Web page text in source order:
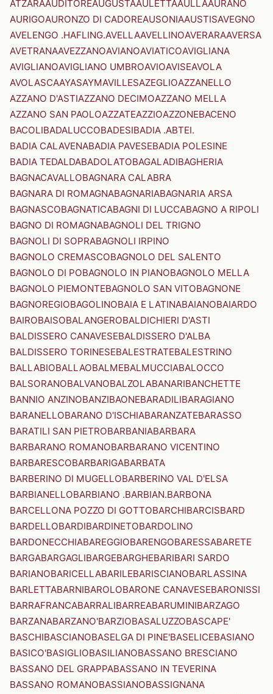
ATZARAAUDITOREAUGUSTAAULETTAAULLAAURANO
AURIGOAURONZO DI CADOREAUSONIAAUSTISAVEGNO
AVELENGO .HAFLING.AVELLAAVELLINOAVERARAAVERSA
AVETRANAAVEZZANOAVIANOAVIATICOAVIGLIANA
AVIGLIANOAVIGLIANO UMBROAVIOAVISEAVOLA
AVOLASCAAYASAYMAVILLESAZEGLIOAZZANELLO
AZZANO D'ASTIAZZANO DECIMOAZZANO MELLA
AZZANO SAN PAOLOAZZATEAZZIOAZZONEBACENO
BACOLIBADALUCCOBADESIBADIA .ABTEI.
BADIA CALAVENABADIA PAVESEBADIA POLESINE
BADIA TEDALDABADOLATOBAGALADIBAGHERIA
BAGNACAVALLOBAGNARA CALABRA
BAGNARA DI ROMAGNABAGNARIABAGNARIA ARSA
BAGNASCOBAGNATICABAGNI DI LUCCABAGNO A RIPOLI
BAGNO DI ROMAGNABAGNOLI DEL TRIGNO
BAGNOLI DI SOPRABAGNOLI IRPINO
BAGNOLO CREMASCOBAGNOLO DEL SALENTO
BAGNOLO DI POBAGNOLO IN PIANOBAGNOLO MELLA
BAGNOLO PIEMONTEBAGNOLO SAN VITOBAGNONE
BAGNOREGIOBAGOLINOBAIA E LATINABAIANOBAIARDO
BAIROBAISOBALANGEROBALDICHIERI D'ASTI
BALDISSERO CANAVESEBALDISSERO D'ALBA
BALDISSERO TORINESEBALESTRATEBALESTRINO
BALLABIOBALLAOBALMEBALMUCCIABALOCCO
BALSORANOBALVANOBALZOLABANARIBANCHETTE
BANNIO ANZINOBANZIBAONEBARADILIBARAGIANO
BARANELLOBARANO D'ISCHIABARANZATEBARASSO
BARATILI SAN PIETROBARBANIABARBARA
BARBARANO ROMANOBARBARANO VICENTINO
BARBARESCOBARBARIGABARBATA
BARBERINO DI MUGELLOBARBERINO VAL D'ELSA
BARBIANELLOBARBIANO .BARBIAN.BARBONA
BARCELLONA POZZO DI GOTTOBARCHIBARCISBARD
BARDELLOBARDIBARDINETOBARDOLINO
BARDONECCHIABAREGGIOBARENGOBARESSABARETE
BARGABARGAGLIBARGEBARGHEBARIBARI SARDO
BARIANOBARICELLABARILEBARISCIANOBARLASSINA
BARLETTABARNIBAROLOBARONE CANAVESEBARONISSI
BARRAFRANCABARRALIBARREABARUMINIBARZAGO
BARZANABARZANO'BARZIOBASALUZZOBASCAPE'
BASCHIBASCIANOBASELGA DI PINE'BASELICEBASIANO
BASICO'BASIGLIOBASILIANOBASSANO BRESCIANO
BASSANO DEL GRAPPABASSANO IN TEVERINA
BASSANO ROMANOBASSIANOBASSIGNANA